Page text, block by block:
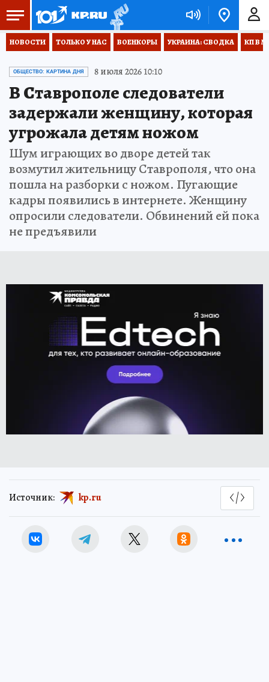
НОВОСТИ ТОЛЬКО У НАС ВОЕНКОРЫ УКРАИНА: СВОДКА КП В
ОБЩЕСТВО: КАРТИНА ДНЯ 8 июля 2026 10:10
В Ставрополе следователи
задержали женщину, которая
угрожала детям ножом
Шум играющих во дворе детей так
возмутил жительницу Ставрополя, что она
пошла на разборки с ножом. Пугающие
кадры появились в интернете. Женщину
опросили следователи. Обвинений ей пока
не предъявили
Источник: kp.ru